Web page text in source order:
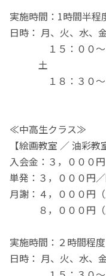
実施時間：1時間半程
日時： 月、火、水、
１５：００～
土
１８：３０～
≪中高生クラス≫
【絵画教室 ／ 油彩教
入会金：３，０００円
単発：３，０００円
月謝：４，０００円（
８，０００円（
実施時間：２時間程度
日時： 月、火、水、